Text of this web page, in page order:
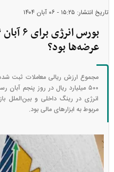
تاریخ انتشار: ۱۵:۲۵ - ۰۶ آبان ۱۴۰۴
عرضه‌ها بود؟
۵۰۰ میلیارد ریال در روز پنجم
انرژی در رینگ داخلی و بین‌الملل
مربوط به ابزار‌های مالی بود.